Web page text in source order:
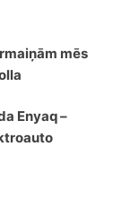
mēs
Enyaq –